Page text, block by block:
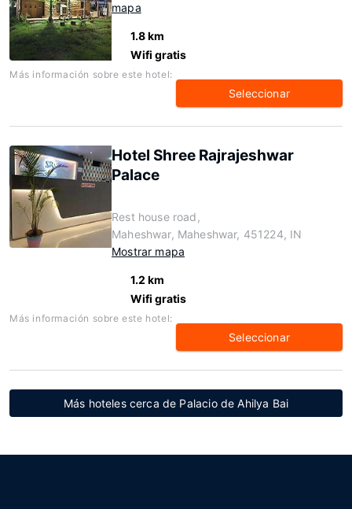
mapa
1.8 km
Wifi gratis
Más información sobre este hotel:
Seleccionar
Hotel Shree Rajrajeshwar
Palace
Rest house road,
Maheshwar, Maheshwar, 451224, IN
Mostrar mapa
1.2 km
Wifi gratis
Más información sobre este hotel:
Seleccionar
Más hoteles cerca de Palacio de Ahilya Bai